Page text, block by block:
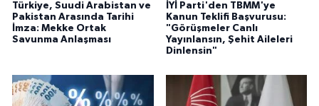
Türkiye, Suudi Arabistan ve
Pakistan Arasında Tarihi
İmza: Mekke Ortak
Savunma Anlaşması
İYİ Parti'den TBMM'ye
Kanun Teklifi Başvurusu:
"Görüşmeler Canlı
Yayınlansın, Şehit Aileleri
Dinlensin"